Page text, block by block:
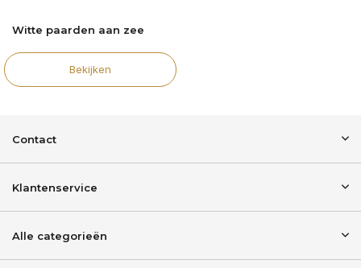
Witte paarden aan zee
Bekijken
Contact
Klantenservice
Alle categorieën